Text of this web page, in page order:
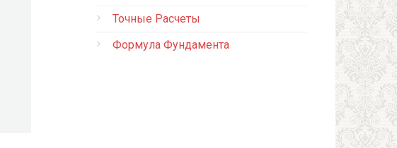
Точные Расчеты
Формула Фундамента